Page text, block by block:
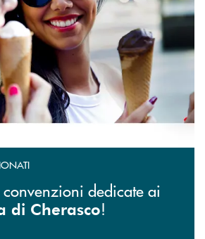
dedicate ai
di Cherasco!